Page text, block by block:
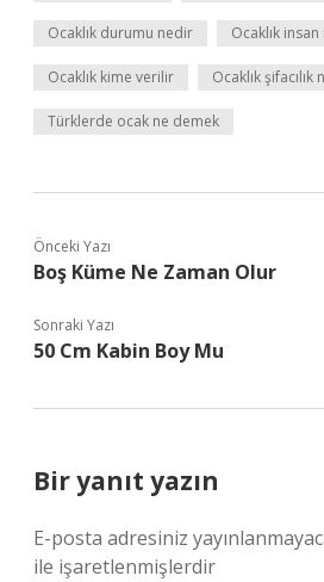
Ocaklık durumu nedir Ocaklık
Ocaklık kime verilir Ocaklık şifacılık
Türklerde ocak ne demek
Önceki Yazı
Boş Küme Ne Zaman Olur
Sonraki Yazı
50 Cm Kabin Boy Mu
Bir yanıt yazın
E-posta adresiniz
ile işaretlenmişlerdir